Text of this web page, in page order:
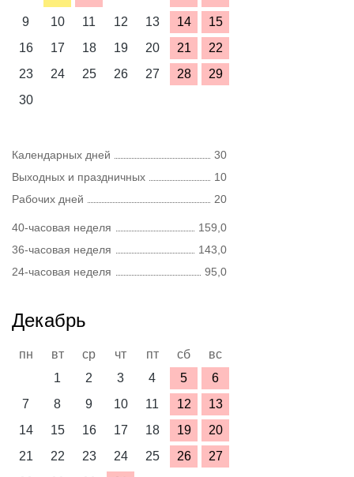
9
10 11 12 13 14
15
16
17 18 19 20 21
22
23
24 25 26 27 28
29
30
Календарных дней
30
Выходных и праздничных
10
Рабочих дней
20
40-часовая неделя
159,0
36-часовая неделя
143,0
24-часовая неделя
95,0
Декабрь
пн вт ср чт пт сб
вс
1
2 3 4 5
6
7
8 9 10 11 12
13
14
15 16 17 18 19
20
21
22 23 24 25 26
27